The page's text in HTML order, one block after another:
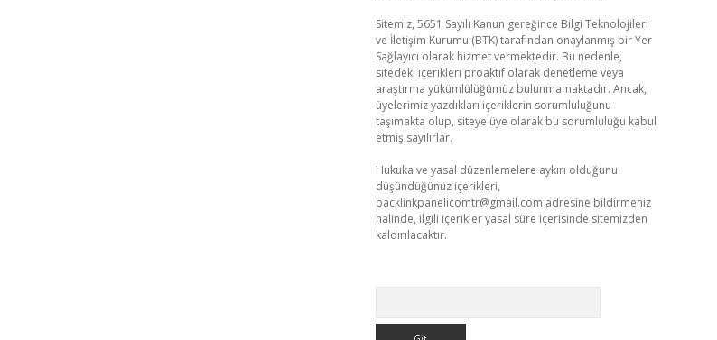
Sitemiz, 5651 Sayılı Kanun gereğince Bilgi Teknolojileri
ve İletişim Kurumu (BTK) tarafından onaylanmış bir Yer
Sağlayıcı olarak hizmet vermektedir. Bu nedenle,
sitedeki içerikleri proaktif olarak denetleme veya
araştırma yükümlülüğümüz bulunmamaktadır. Ancak,
üyelerimiz yazdıkları içeriklerin sorumluluğunu
taşımakta olup, siteye üye olarak bu sorumluluğu kabul
etmiş sayılırlar.
Hukuka ve yasal düzenlemelere aykırı olduğunu
düşündüğünüz içerikleri,
backlinkpanelicomtr@gmail.com adresine bildirmeniz
halinde, ilgili içerikler yasal süre içerisinde sitemizden
kaldırılacaktır.